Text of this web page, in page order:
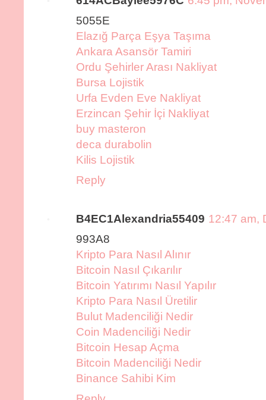
5055E
Elazığ Parça Eşya Taşıma
Ankara Asansör Tamiri
Ordu Şehirler Arası Nakliyat
Bursa Lojistik
Urfa Evden Eve Nakliyat
Erzincan Şehir İçi Nakliyat
buy masteron
deca durabolin
Kilis Lojistik
Reply
B4EC1Alexandria55409 12:47 am,
993A8
Kripto Para Nasıl Alınır
Bitcoin Nasıl Çıkarılır
Bitcoin Yatırımı Nasıl Yapılır
Kripto Para Nasıl Üretilir
Bulut Madenciliği Nedir
Coin Madenciliği Nedir
Bitcoin Hesap Açma
Bitcoin Madenciliği Nedir
Binance Sahibi Kim